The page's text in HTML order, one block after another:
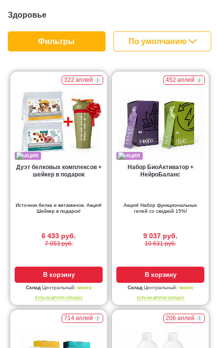
За покупками!
Здоровье
Фильтры По умолчанию
322 аплей
Дуэт белковых комплексов +
шейкер в подарок
Источник белка и витаминов. Акция!
Шейкер в подарок!
6 433 руб.
7 053 руб.
В корзину
Склад Центральный: много
ЕСТЬ НА ДРУГИХ СКЛАДАХ
452 аплей
Набор БиоАктиватор +
НейроБаланс
Акция! Набор функциональных
гелей со скидкой 15%!
9 037 руб.
10 631 руб.
В корзину
Склад Центральный: много
ЕСТЬ НА ДРУГИХ СКЛАДАХ
714 аплей 206 аплей